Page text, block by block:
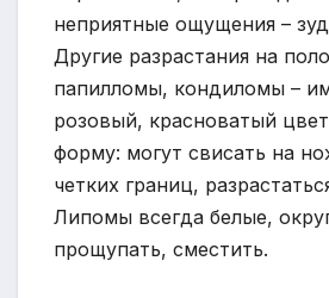
неприятные ощущения –
Другие разрастания на
папилломы, кондиломы –
розовый, красноватый
форму: могут свисать на
четких границ,
Липомы всегда белые,
прощупать, сместить.